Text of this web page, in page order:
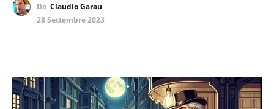
Da Claudio Garau
28 Settembre 2023